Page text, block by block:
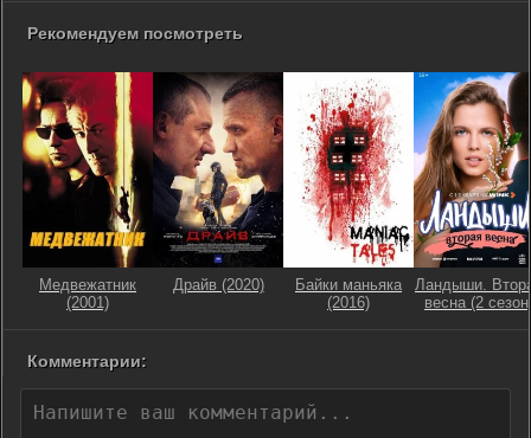
Рекомендуем посмотреть
Медвежатник
(2001)
Драйв (2020)
Байки маньяка
(2016)
Ландыши.
весна (2
Комментарии: